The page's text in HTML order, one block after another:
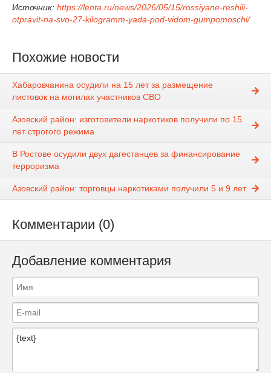
Источник: https://lenta.ru/news/2026/05/15/rossiyane-reshili-
otpravit-na-svo-27-kilogramm-yada-pod-vidom-gumpomoschi/
Похожие новости
Хабаровчанина осудили на 15 лет за размещение
листовок на могилах участников СВО
Азовский район: изготовители наркотиков получили по 15
лет строгого режима
В Ростове осудили двух дагестанцев за финансирование
терроризма
Азовский район: торговцы наркотиками получили 5 и 9 лет
Комментарии (0)
Добавление комментария